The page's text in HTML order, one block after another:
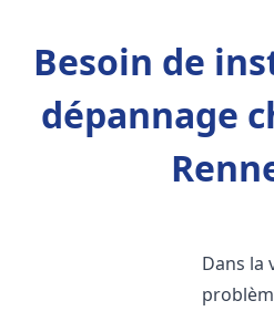
Besoin de
dépannage
Dans la